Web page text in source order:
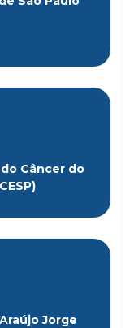
Câncer do
Jorge